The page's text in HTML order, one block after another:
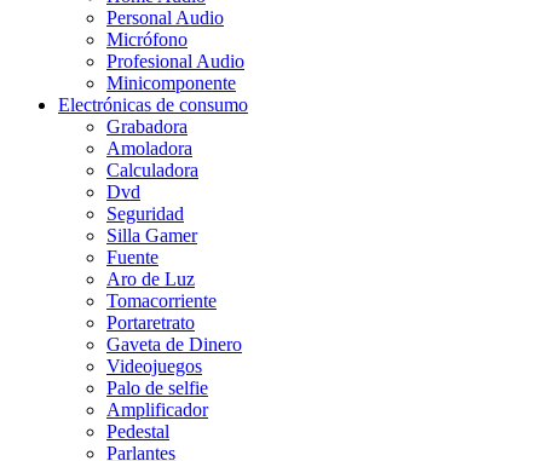
Personal Audio
Micrófono
Profesional Audio
Minicomponente
Electrónicas de consumo
Grabadora
Amoladora
Calculadora
Dvd
Seguridad
Silla Gamer
Fuente
Aro de Luz
Tomacorriente
Portaretrato
Gaveta de Dinero
Videojuegos
Palo de selfie
Amplificador
Pedestal
Parlantes